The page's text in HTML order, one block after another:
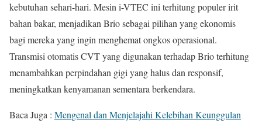
kebutuhan sehari-hari. Mesin i-VTEC ini terhitung populer irit
bahan bakar, menjadikan Brio sebagai pilihan yang ekonomis
bagi mereka yang ingin menghemat ongkos operasional.
Transmisi otomatis CVT yang digunakan terhadap Brio terhitung
menambahkan perpindahan gigi yang halus dan responsif,
meningkatkan kenyamanan sementara berkendara.
Baca Juga : Mengenal dan Menjelajahi Kelebihan Keunggulan